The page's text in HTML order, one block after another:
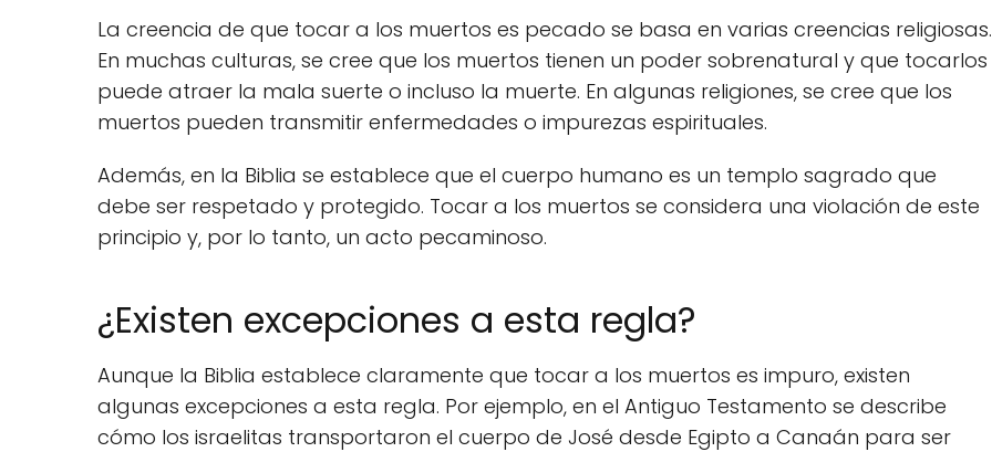
La creencia de que tocar a los muertos es pecado se basa en varias creencias religiosas.
En muchas culturas, se cree que los muertos tienen un poder sobrenatural y que tocarlos
puede atraer la mala suerte o incluso la muerte. En algunas religiones, se cree que los
muertos pueden transmitir enfermedades o impurezas espirituales.
Además, en la Biblia se establece que el cuerpo humano es un templo sagrado que
debe ser respetado y protegido. Tocar a los muertos se considera una violación de este
principio y, por lo tanto, un acto pecaminoso.
¿Existen excepciones a esta regla?
Aunque la Biblia establece claramente que tocar a los muertos es impuro, existen
algunas excepciones a esta regla. Por ejemplo, en el Antiguo Testamento se describe
cómo los israelitas transportaron el cuerpo de José desde Egipto a Canaán para ser